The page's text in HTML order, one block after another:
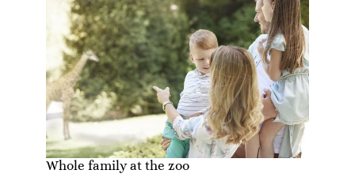
Whole family at the zoo